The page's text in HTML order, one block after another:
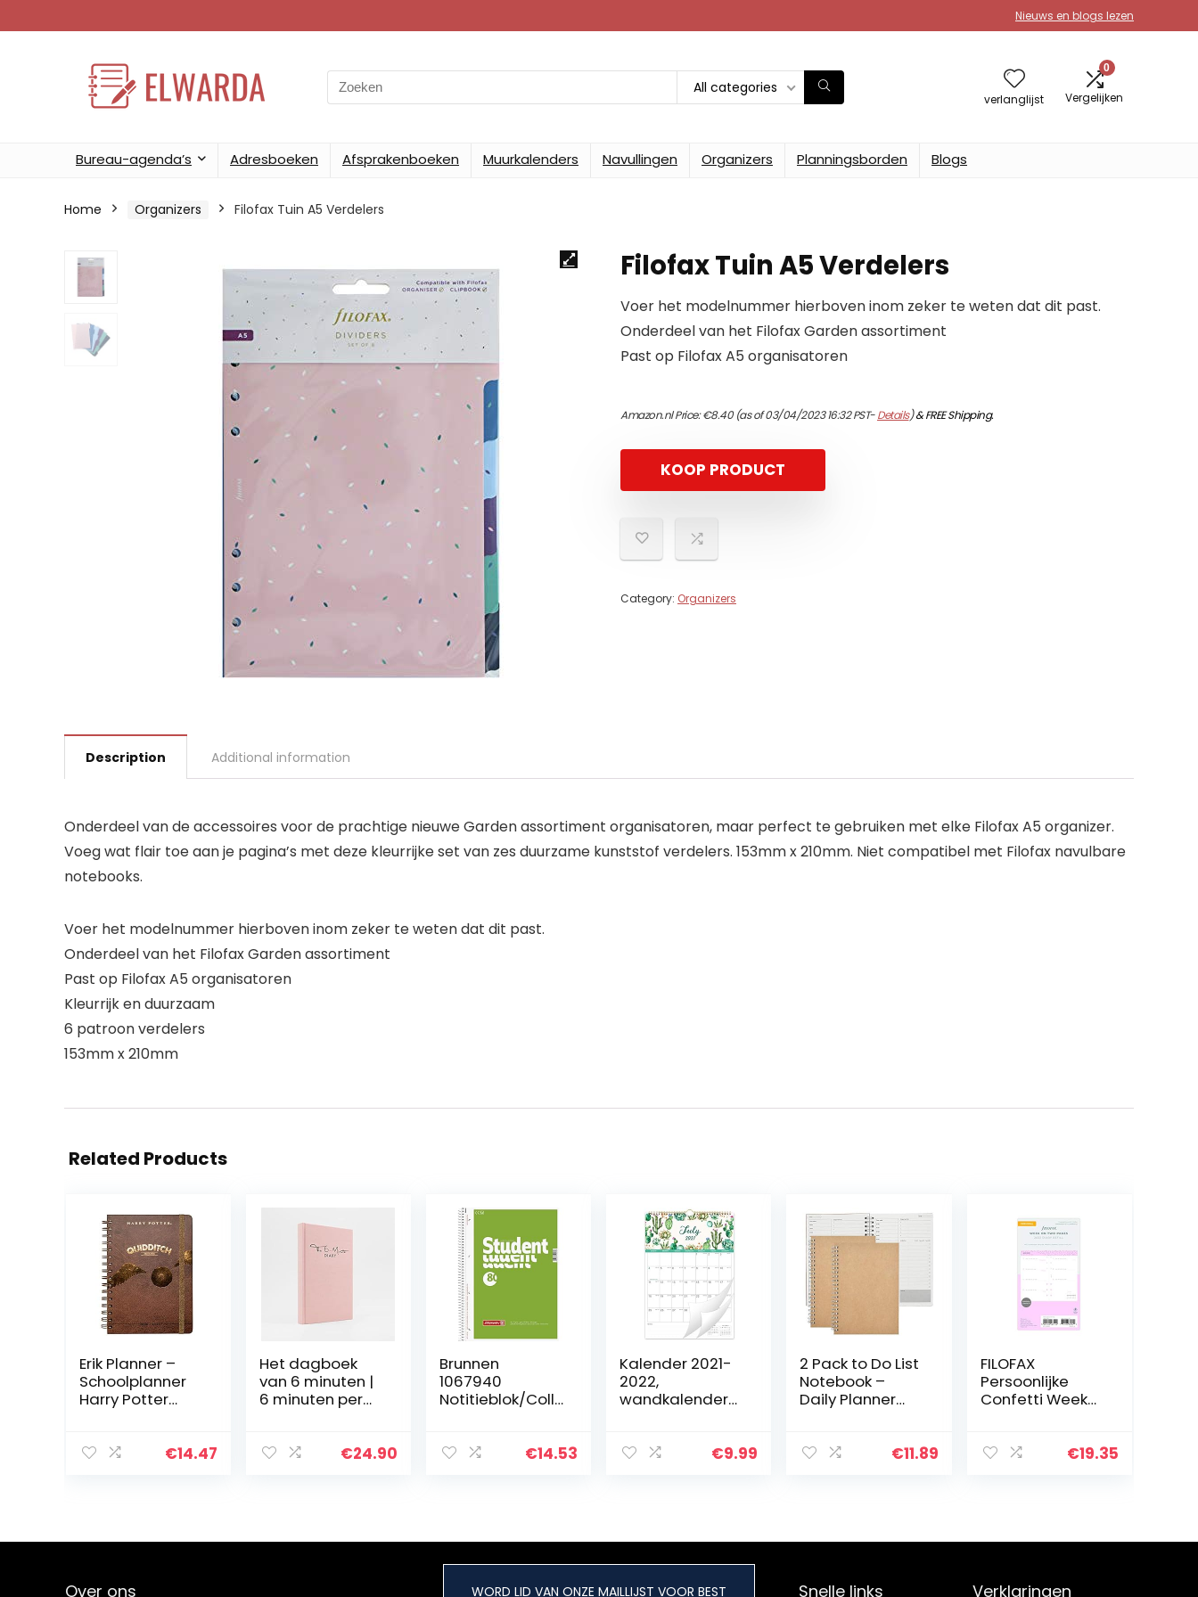
Nieuws en blogs lezen
Search
for:
All categories
verlanglijst
0
Vergelijken
Bureau-agenda’s Adresboeken Afsprakenboeken Muurkalenders Navullingen Organizers Planningsborden Blogs
Home Organizers Filofax Tuin A5 Verdelers
Filofax Tuin A5 Verdelers
Voer het modelnummer hierboven inom zeker te weten dat dit past.
Onderdeel van het Filofax Garden assortiment
Past op Filofax A5 organisatoren
Amazon.nl Price:€8.40(as of 03/04/2023 16:32 PST-Details)&FREE Shipping.
KOOP PRODUCT
Category: Organizers
Description Additional information
Onderdeel van de accessoires voor de prachtige nieuwe Garden assortiment organisatoren, maar perfect te gebruiken met elke Filofax A5 organizer.
Voeg wat flair toe aan je pagina’s met deze kleurrijke set van zes duurzame kunststof verdelers. 153mm x 210mm. Niet compatibel met Filofax navulbare
notebooks.
Voer het modelnummer hierboven inom zeker te weten dat dit past.
Onderdeel van het Filofax Garden assortiment
Past op Filofax A5 organisatoren
Kleurrijk en duurzaam
6 patroon verdelers
153mm x 210mm
Related Products
Erik Planner –
Schoolplanner
Harry Potter
weekoverzicht
€14.47
Het dagboek
van 6 minuten |
6 minuten per
geluk en
€24.90
Brunnen
1067940
Notitieblok/Colle
ongelinieerd 70
€14.53
Kalender 2021-
2022,
wandkalender
december 2022,
€9.99
2 Pack to Do List
Notebook –
Daily Planner
Planner Dingen
€11.89
FILOFAX
Persoonlijke
Confetti Week
€19.35
Over ons WORD LID VAN ONZE MAILLIJST VOOR BEST Snelle links Verklaringen